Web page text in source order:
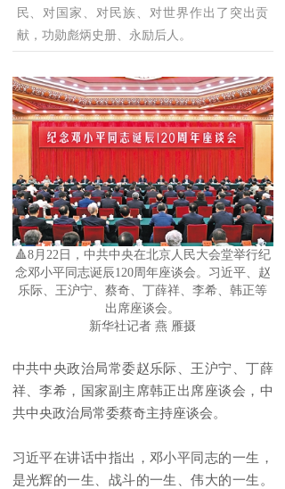
民、对国家、对民族、对世界作出了突出贡
献，功勋彪炳史册、永励后人。
🔺8月22日，中共中央在北京人民大会堂举行纪
念邓小平同志诞辰120周年座谈会。习近平、赵
乐际、王沪宁、蔡奇、丁薛祥、李希、韩正等
出席座谈会。
新华社记者 燕 雁摄
中共中央政治局常委赵乐际、王沪宁、丁薛
祥、李希，国家副主席韩正出席座谈会，中
共中央政治局常委蔡奇主持座谈会。
习近平在讲话中指出，邓小平同志的一生，
是光辉的一生、战斗的一生、伟大的一生。